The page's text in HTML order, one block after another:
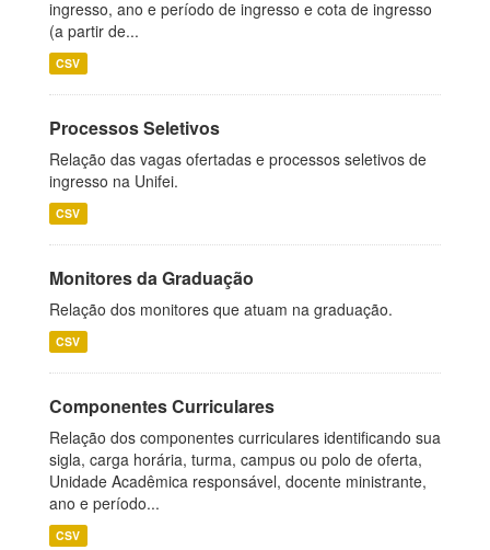
ingresso, ano e período de ingresso e cota de ingresso
(a partir de...
CSV
Processos Seletivos
Relação das vagas ofertadas e processos seletivos de
ingresso na Unifei.
CSV
Monitores da Graduação
Relação dos monitores que atuam na graduação.
CSV
Componentes Curriculares
Relação dos componentes curriculares identificando sua
sigla, carga horária, turma, campus ou polo de oferta,
Unidade Acadêmica responsável, docente ministrante,
ano e período...
CSV